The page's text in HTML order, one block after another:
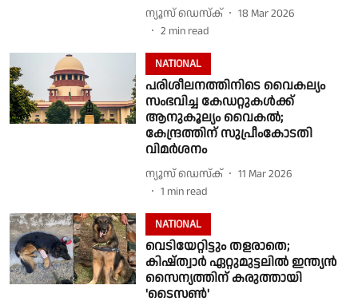
ന്യൂസ് ഡെസ്ക്
18 Mar 2026
2 min read
NATIONAL
പരിശീലനത്തിനിടെ വൈകല്യം
സംഭവിച്ച കേഡറ്റുകൾക്ക്
ആനുകൂല്യം വൈകൽ;
കേന്ദ്രത്തിന് സുപ്രീംകോടതി
വിമർശനം
ന്യൂസ് ഡെസ്ക്
11 Mar 2026
1 min read
NATIONAL
വെടിയേറ്റിട്ടും തളരാതെ;
കിഷ്ത്വാർ ഏറ്റുമുട്ടലിൽ ഇന്ത്യന്‍
സൈന്യത്തിന് കരുത്തായി
'ടൈസണ്‍'